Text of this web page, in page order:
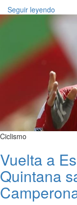
Seguir leyendo
Ciclismo
Vuelta a
Quintana